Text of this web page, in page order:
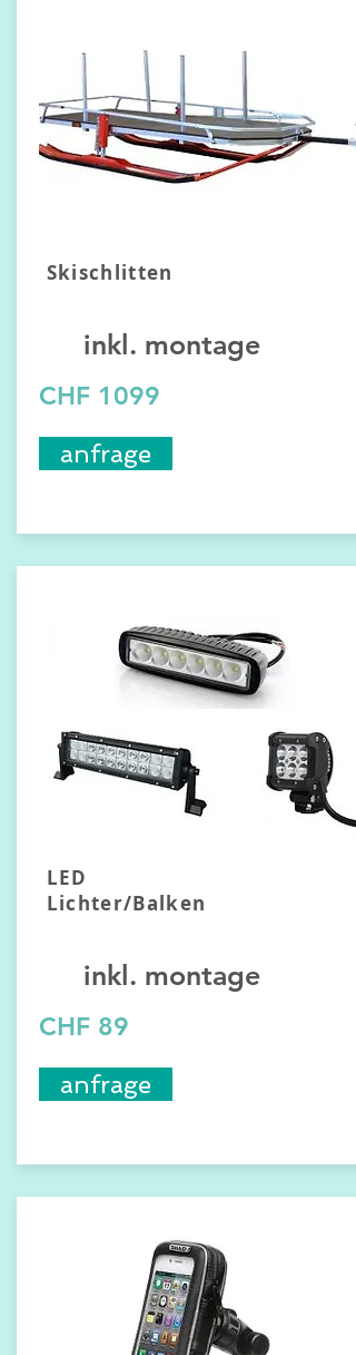
Skischlitten
inkl. montage
CHF 1099
anfrage
LED
Lichter/Balken
inkl. montage
CHF 89
anfrage